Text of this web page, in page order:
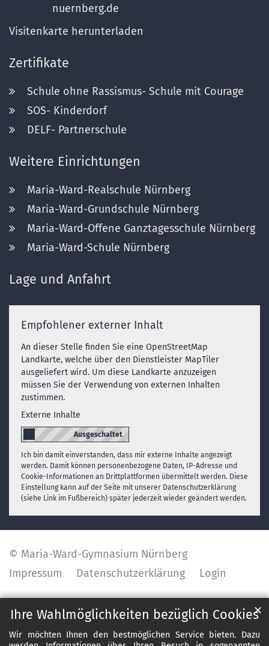
Ihre Wahlmöglichkeiten bezüglich Cookies
Wir möchten Ihnen den bestmöglichen Service bieten. Dazu
✕
nuernberg.de
Visitenkarte herunterladen
Zertifikate
Schule ohne Rassismus- Schule mit Courage
SOS- Kinderdorf
DELF- Partnerschule
Weitere Einrichtungen
Maria-Ward-Realschule Nürnberg
Maria-Ward-Grundschule Nürnberg
Maria-Ward-Offene Ganztagesschule Nürnberg
Maria-Ward-Schule Nürnberg
Lage und Anfahrt
Empfohlener externer Inhalt
An dieser Stelle finden Sie eine OpenStreetMap
Landkarte, welche über den Dienstleister MapTiler
ausgeliefert wird. Um diese Landkarte anzuzeigen
müssen Sie der Verwendung von externen Inhalten
zustimmen.
Externe Inhalte
Ich bin damit einverstanden, dass mir externe Inhalte angezeigt
werden. Damit können personenbezogene Daten, IP-Adresse und
Cookie-Informationen an Drittplattformen übermittelt werden. Diese
Einstellung kann auf der Seite mit unserer Datenschutzerklärung
(siehe Link im Fußbereich) später jederzeit wieder geändert werden.
© Maria-Ward-Gymnasium Nürnberg
Impressum
Datenschutzerklärung Login